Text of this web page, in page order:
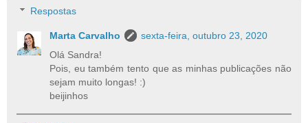
Respostas
Marta Carvalho
sexta-feira, outubro 23, 2020
Olá Sandra!
Pois, eu também tento que as minhas publicações não
sejam muito longas! :)
beijinhos